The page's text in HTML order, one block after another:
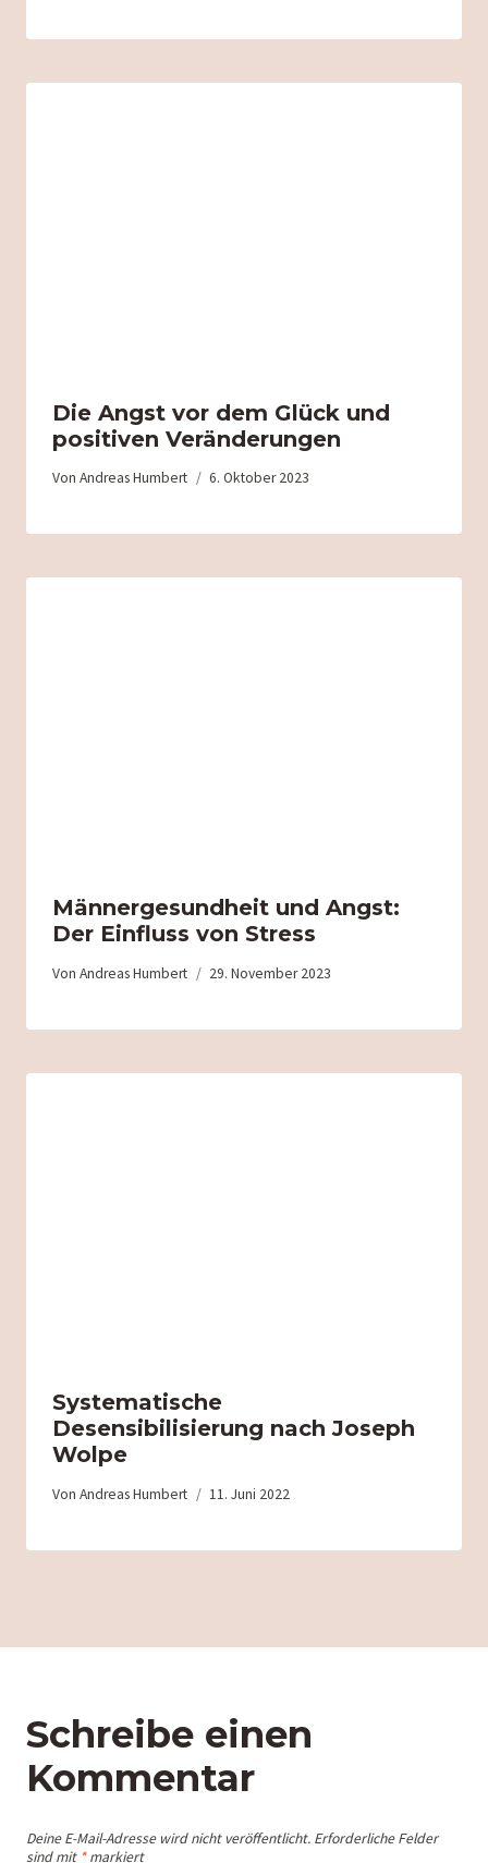
Die Angst vor dem Glück und
positiven Veränderungen
Von Andreas Humbert 6. Oktober 2023
Männergesundheit und Angst:
Der Einfluss von Stress
Von Andreas Humbert 29. November 2023
Systematische
Desensibilisierung nach Joseph
Wolpe
Von Andreas Humbert 11. Juni 2022
Schreibe einen
Kommentar
Deine E-Mail-Adresse wird nicht veröffentlicht. Erforderliche Felder
sind mit *markiert